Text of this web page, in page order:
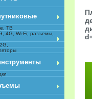
ТВ
4G, Wi-Fi; разъемы,